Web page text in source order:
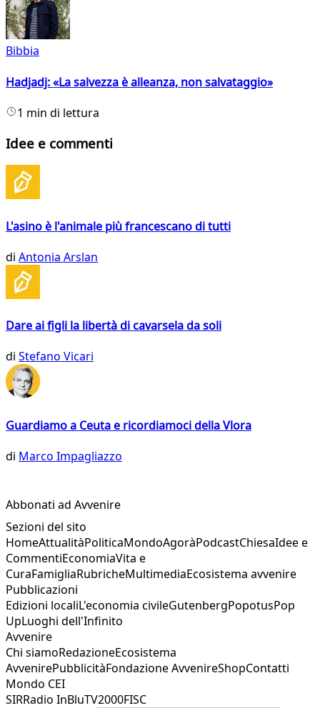
Bibbia
Hadjadj: «La salvezza è alleanza, non salvataggio»
1 min di lettura
Idee e commenti
L'asino è l'animale più francescano di tutti
di Antonia Arslan
Dare ai figli la libertà di cavarsela da soli
di Stefano Vicari
Guardiamo a Ceuta e ricordiamoci della Vlora
di Marco Impagliazzo
Abbonati ad Avvenire
Sezioni del sito
HomeAttualitàPoliticaMondoAgoràPodcastChiesaIdee e
CommentiEconomiaVita e
CuraFamigliaRubricheMultimediaEcosistema avvenire
Pubblicazioni
Edizioni localiL'economia civileGutenbergPopotusPop
UpLuoghi dell'Infinito
Avvenire
Chi siamoRedazioneEcosistema
AvvenirePubblicitàFondazione AvvenireShopContatti
Mondo CEI
SIRRadio InBluTV2000FISC